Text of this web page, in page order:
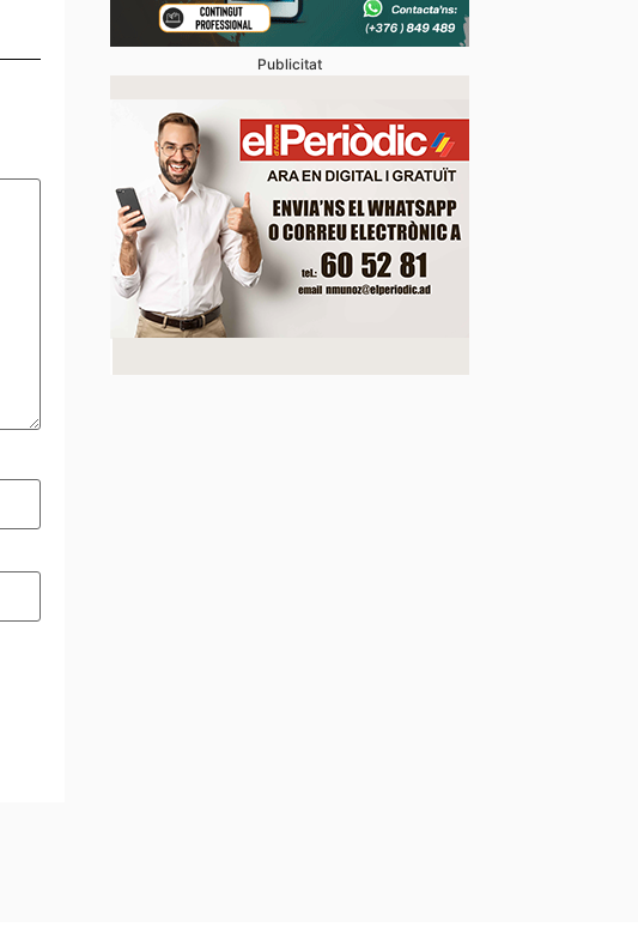
Els establiments es fan forts davant una demanda
al 95% en un juliol que ja és històric
Publicitat